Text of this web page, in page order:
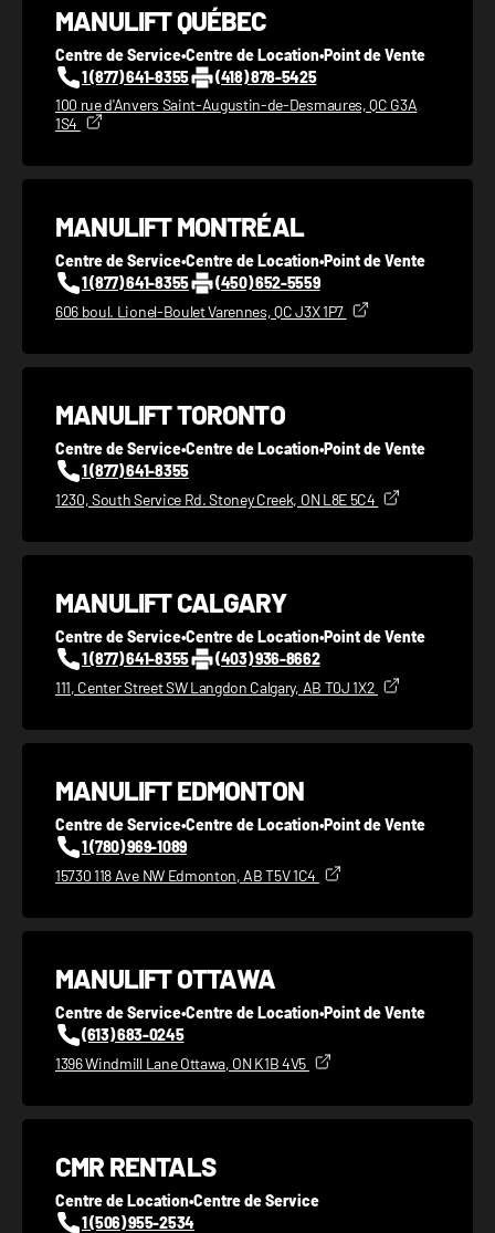
1 877-641-8355
CONTACTEZ-NOUS
MANULIFT QUÉBEC
Centre de Service•Centre de Location•Point de Vente
1 (877) 641-8355
(418) 878-5425
100 rue d'Anvers Saint-Augustin-de-Desmaures, QC G3A
1S4
MANULIFT MONTRÉAL
Centre de Service•Centre de Location•Point de Vente
1 (877) 641-8355
(450) 652-5559
606 boul. Lionel-Boulet Varennes, QC J3X 1P7
MANULIFT TORONTO
Centre de Service•Centre de Location•Point de Vente
1 (877) 641-8355
1230, South Service Rd. Stoney Creek, ON L8E 5C4
MANULIFT CALGARY
Centre de Service•Centre de Location•Point de Vente
1 (877) 641-8355
(403) 936-8662
111, Center Street SW Langdon Calgary, AB T0J 1X2
MANULIFT EDMONTON
Centre de Service•Centre de Location•Point de Vente
1 (780) 969-1089
15730 118 Ave NW Edmonton, AB T5V 1C4
MANULIFT OTTAWA
Centre de Service•Centre de Location•Point de Vente
(613) 683-0245
1396 Windmill Lane Ottawa, ON K1B 4V5
CMR RENTALS
Centre de Location•Centre de Service
1 (506) 955-2534